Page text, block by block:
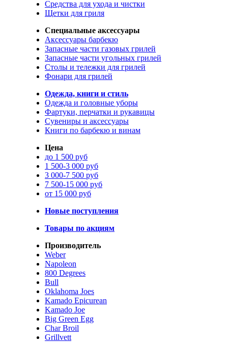
Средства для ухода и чистки
Щетки для гриля
Специальные аксессуары
Аксессуары барбекю
Запасные части газовых грилей
Запасные части угольных грилей
Столы и тележки для грилей
Фонари для грилей
Одежда, книги и стиль
Одежда и головные уборы
Фартуки, перчатки и рукавицы
Сувениры и аксессуары
Книги по барбекю и винам
Цена
до 1 500 руб
1 500-3 000 руб
3 000-7 500 руб
7 500-15 000 руб
от 15 000 руб
Новые поступления
Товары по акциям
Производитель
Weber
Napoleon
800 Degrees
Bull
Oklahoma Joes
Kamado Epicurean
Kamado Joe
Big Green Egg
Char Broil
Grillvett